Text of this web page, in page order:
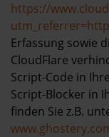
https://
Erfassung sowie
CloudFlare
Script-Code in
Script-Blocker in
finden Sie z.B.